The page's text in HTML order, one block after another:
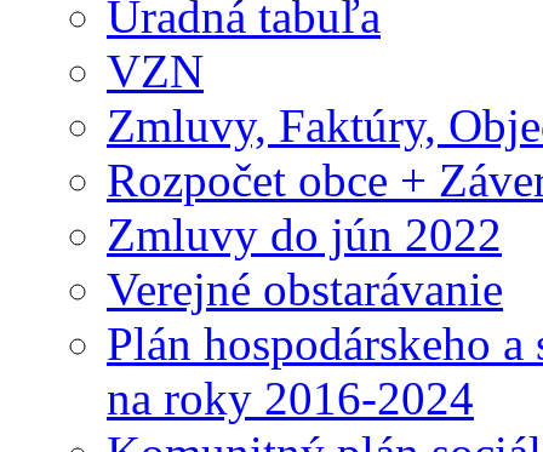
Úradná tabuľa
VZN
Zmluvy, Faktúry,
Rozpočet obce +
Zmluvy do jún 2022
Verejné obstarávanie
Plán hospodárskeho
na roky 2016-2024